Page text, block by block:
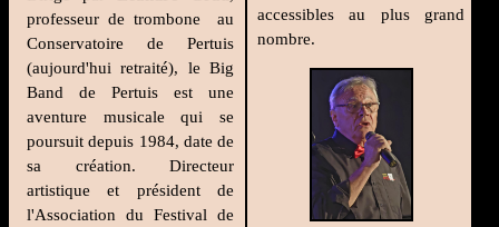
professeur de trombone au
Conservatoire de Pertuis
(aujourd'hui retraité), le Big
Band de Pertuis est une
aventure musicale qui se
poursuit depuis 1984, date de
sa création. Directeur
artistique et président de
l'Association du Festival de
accessibles au plus grand
nombre.